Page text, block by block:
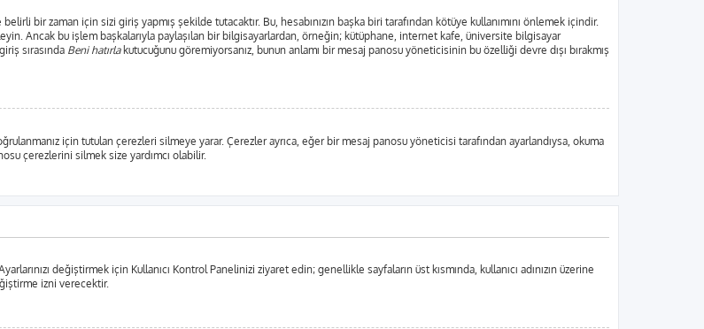
bir zaman için sizi giriş yapmış şekilde tutacaktır. Bu, hesabınızın başka biri tarafından kötüye kullanımını önlemek içindir.
Ancak bu işlem başkalarıyla paylaşılan bir bilgisayarlardan, örneğin; kütüphane, internet kafe, üniversite bilgisayar
sırasında Beni hatırlakutucuğunu göremiyorsanız, bunun anlamı bir mesaj panosu yöneticisinin bu özelliği devre dışı bırakmış
için tutulan çerezleri silmeye yarar. Çerezler ayrıca, eğer bir mesaj panosu yöneticisi tarafından ayarlandıysa, okuma
çerezlerini silmek size yardımcı olabilir.
değiştirmek için Kullanıcı Kontrol Panelinizi ziyaret edin; genellikle sayfaların üst kısmında, kullanıcı adınızın üzerine
izni verecektir.